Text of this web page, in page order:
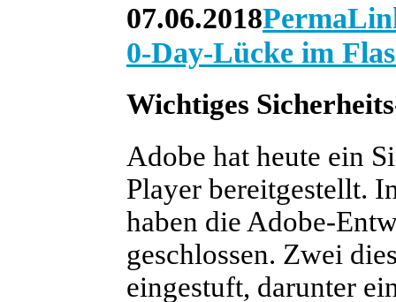
07.06.2018
0-Day-Lücke im
Wichtiges
Adobe hat heute ein
Player bereitgestellt.
haben die Adobe-
geschlossen. Zwei
eingestuft, darunter